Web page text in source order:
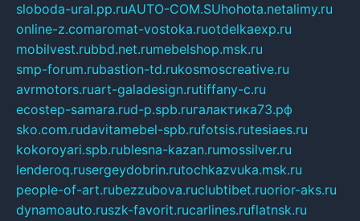
sloboda-ural.pp.ruAUTO-COM.SUhohota.netalimy.ru
online-z.comaromat-vostoka.ruotdelkaexp.ru
mobilvest.rubbd.net.rumebelshop.msk.ru
smp-forum.rubastion-td.rukosmoscreative.ru
avrmotors.ruart-galadesign.rutiffany-c.ru
ecostep-samara.rud-p.spb.ruгалактика73.рф
sko.com.rudavitamebel-spb.rufotsis.rutesiaes.ru
kokoroyari.spb.rublesna-kazan.rumossilver.ru
lenderoq.rusergeydobrin.rutochkazvuka.msk.ru
people-of-art.rubezzubova.ruclubtibet.ruorior-aks.ru
dynamoauto.ruszk-favorit.rucarlines.ruflatnsk.ru